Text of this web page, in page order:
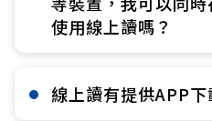
使用線上讀嗎？​
線上讀有提供APP下